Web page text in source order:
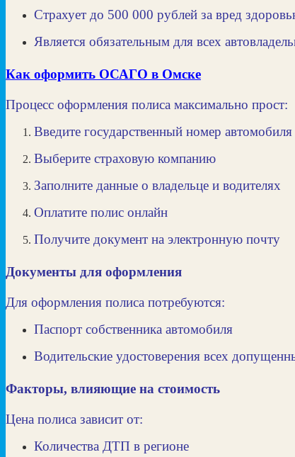
Страхует до 500 000 рублей за вред
Является обязательным для всех
Как оформить ОСАГО в Омске
Процесс оформления полиса максимально прост:
Введите государственный номер автомобиля
Выберите страховую компанию
Заполните данные о владельце и водителях
Оплатите полис онлайн
Получите документ на электронную почту
Документы для оформления
Для оформления полиса потребуются:
Паспорт собственника автомобиля
Водительские удостоверения всех
Факторы, влияющие на стоимость
Цена полиса зависит от:
Количества ДТП в регионе